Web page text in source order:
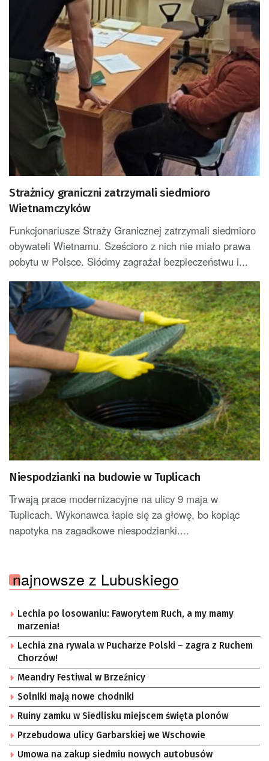
Strażnicy graniczni zatrzymali siedmioro
Wietnamczyków
Funkcjonariusze Straży Granicznej zatrzymali siedmioro
obywateli Wietnamu. Sześcioro z nich nie miało prawa
pobytu w Polsce. Siódmy zagrażał bezpieczeństwu i...
Niespodzianki na budowie w Tuplicach
Trwają prace modernizacyjne na ulicy 9 maja w
Tuplicach. Wykonawca łapie się za głowę, bo kopiąc
napotyka na zagadkowe niespodzianki....
najnowsze z Lubuskiego
Lechia po losowaniu: Faworytem Ruch, a my mamy
marzenia!
Lechia zna rywala w Pucharze Polski – zagra z Ruchem
Chorzów!
Meandry Festiwal w Brzeźnicy
Solniki mają nowe chodniki
Ruiny zamku w Siedlisku miejscem święta plonów
Przebudowa ulicy Garbarskiej we Wschowie
Umowa na zakup siedmiu nowych autobusów